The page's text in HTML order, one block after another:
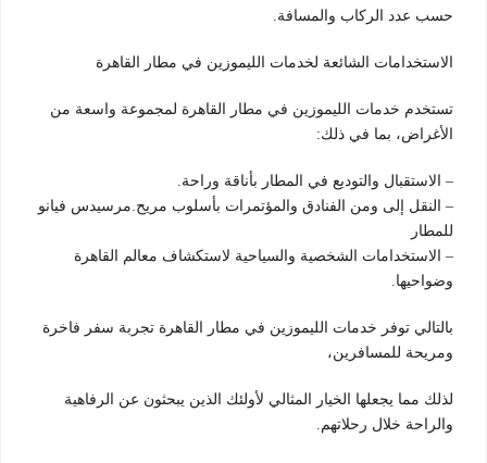
حسب عدد الركاب والمسافة.
الاستخدامات الشائعة لخدمات الليموزين في مطار القاهرة
تستخدم خدمات الليموزين في مطار القاهرة لمجموعة واسعة من
الأغراض، بما في ذلك:
– الاستقبال والتوديع في المطار بأناقة وراحة.
– النقل إلى ومن الفنادق والمؤتمرات بأسلوب مريح.مرسيدس فيانو
للمطار
– الاستخدامات الشخصية والسياحية لاستكشاف معالم القاهرة
وضواحيها.
بالتالي توفر خدمات الليموزين في مطار القاهرة تجربة سفر فاخرة
ومريحة للمسافرين،
لذلك مما يجعلها الخيار المثالي لأولئك الذين يبحثون عن الرفاهية
والراحة خلال رحلاتهم.